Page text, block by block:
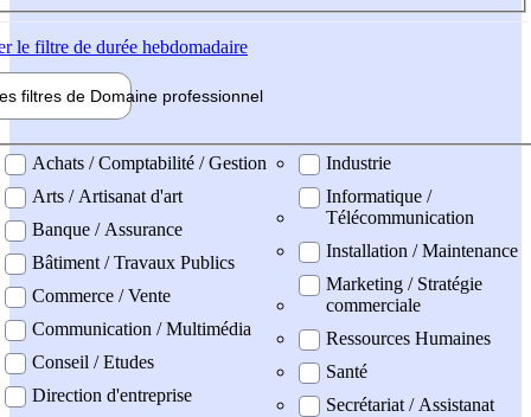
le filtre de durée hebdomadaire
filtres de Domaine professionnel
professionel
Achats / Comptabilité / Gestion
Arts / Artisanat d'art
Banque / Assurance
Bâtiment / Travaux Publics
Commerce / Vente
Communication / Multimédia
Conseil / Etudes
Direction d'entreprise
Industrie
Informatique /
Télécommunication
Installation / Maintenance
Marketing / Stratégie
commerciale
Ressources Humaines
Santé
Secrétariat / Assistanat